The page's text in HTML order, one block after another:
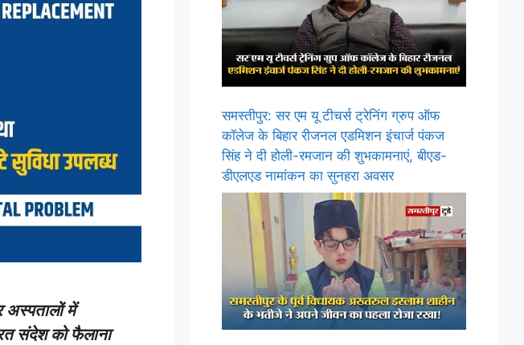
अस्पतालों में
संदेश को फैलाना
समस्तीपुर: सर एम यू टीचर्स ट्रेनिंग ग्रुप ऑफ
कॉलेज के बिहार रीजनल एडमिशन इंचार्ज पंकज
सिंह ने दी होली-रमजान की शुभकामनाएं, बीएड-
डीएलएड नामांकन का सुनहरा अवसर